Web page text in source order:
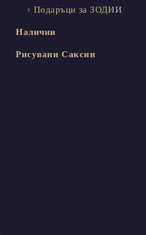
Подаръци за ЗОДИИ
Налични
Рисувани Саксии